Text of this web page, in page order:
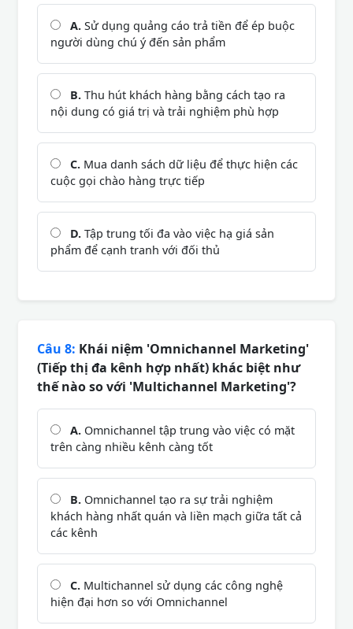
A. Sử dụng quảng cáo trả tiền để ép buộc
người dùng chú ý đến sản phẩm
B. Thu hút khách hàng bằng cách tạo ra
nội dung có giá trị và trải nghiệm phù hợp
C. Mua danh sách dữ liệu để thực hiện các
cuộc gọi chào hàng trực tiếp
D. Tập trung tối đa vào việc hạ giá sản
phẩm để cạnh tranh với đối thủ
Câu 8: Khái niệm 'Omnichannel Marketing'
(Tiếp thị đa kênh hợp nhất) khác biệt như
thế nào so với 'Multichannel Marketing'?
A. Omnichannel tập trung vào việc có mặt
trên càng nhiều kênh càng tốt
B. Omnichannel tạo ra sự trải nghiệm
khách hàng nhất quán và liền mạch giữa tất cả
các kênh
C. Multichannel sử dụng các công nghệ
hiện đại hơn so với Omnichannel